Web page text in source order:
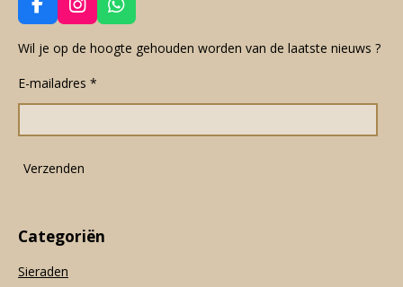
F
a
c
b
o
k
I
n
s
a
g
a
m
W
h
a
A
p
Wil je op de hoogte gehouden worden van de laatste nieuws ?
E-mailadres *
Verzenden
Categoriën
Sieraden